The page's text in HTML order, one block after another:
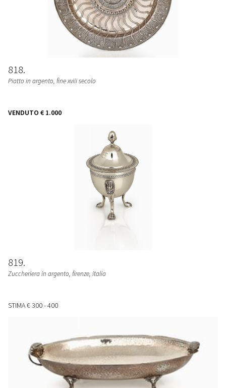
818
Piatto in argento, fine xviii secolo
VENDUTO € 1.000
819
Zuccheriera in argento, firenze, italia
STIMA€ 300 - 400